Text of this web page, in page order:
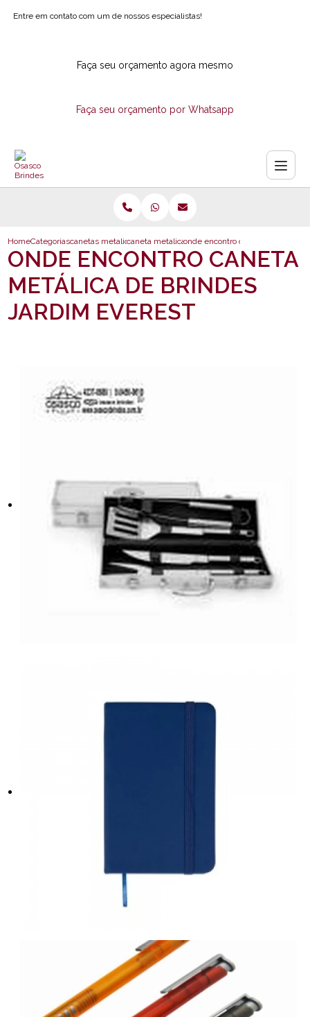
Entre em contato com um de nossos especialistas!
Faça seu orçamento agora mesmo
Faça seu orçamento por Whatsapp
HomeCategoriascanetas metalicascaneta metalica personalizada com logotipo
onde encontro caneta metalica
ONDE ENCONTRO CANETA
METÁLICA DE BRINDES
JARDIM EVEREST